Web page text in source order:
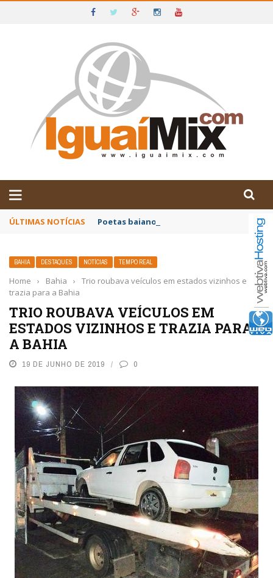
IGUAÍ E SUDOESTE DA BAHIA
ÚLTIMAS NOTÍCIAS Poetas baianos representam o Brasil no
BAHIA DESTAQUES NOTÍCIAS TEMPO REAL
Home › Bahia ›
Trio roubava veículos em estados vizinhos e
trazia para a Bahia
TRIO ROUBAVA VEÍCULOS EM
ESTADOS VIZINHOS E TRAZIA PARA
A BAHIA
19 DE JUNHO DE 2019 0